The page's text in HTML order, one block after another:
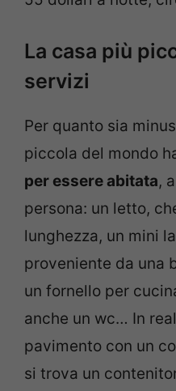
La casa più
servizi
Per quanto sia
piccola del mondo
per essere abitata,
persona: un letto,
lunghezza, un mini
proveniente da una
un fornello per
anche un wc… In
pavimento con un
si trova un